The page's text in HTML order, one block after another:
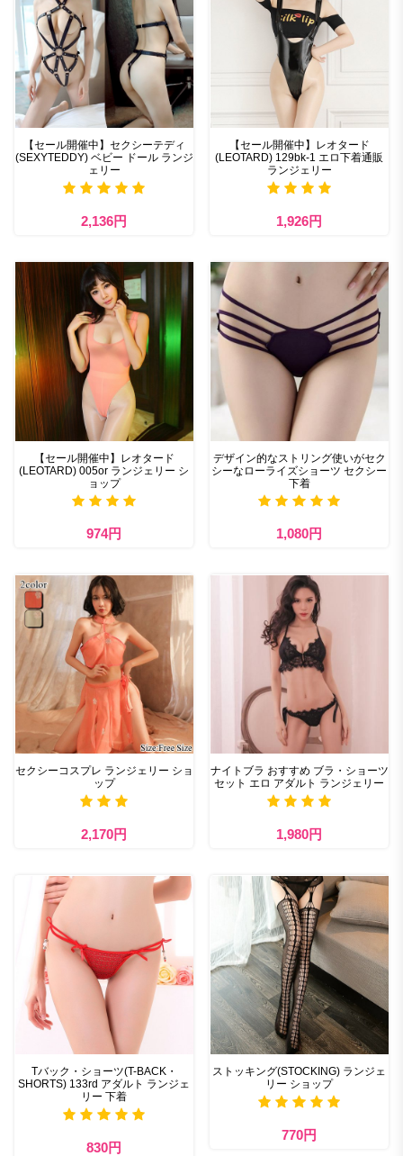
【セール開催中】セクシーテディ
(SEXYTEDDY) ベビー ドール ランジ
ェリー
2,136円
【セール開催中】レオタード
(LEOTARD) 129bk-1 エロ下着通販
ランジェリー
1,926円
【セール開催中】レオタード
(LEOTARD) 005or ランジェリー シ
ョップ
974円
デザイン的なストリング使いがセク
シーなローライズショーツ セクシー
下着
1,080円
セクシーコスプレ ランジェリー ショ
ップ
2,170円
ナイトブラ おすすめ​ ブラ・ショーツ
セット エロ アダルト ランジェリー
1,980円
Tバック・ショーツ(T-BACK・
SHORTS) 133rd アダルト ランジェ
リー 下着
830円
ストッキング(STOCKING) ランジェ
リー ショップ
770円